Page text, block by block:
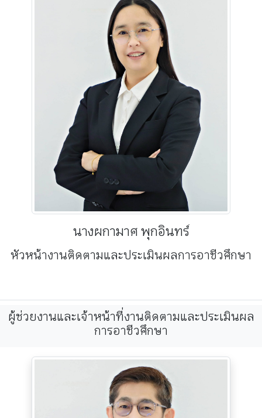
นางผกามาศ พุกอินทร์
หัวหน้างานติดตามและประเมินผลการอาชีวศึกษา
ผู้ช่วยงานและเจ้าหน้าที่งานติดตามและประเมินผล
การอาชีวศึกษา